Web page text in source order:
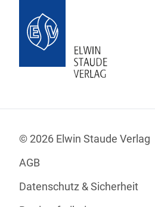
© 2026 Elwin Staude Verlag
AGB
Datenschutz & Sicherheit